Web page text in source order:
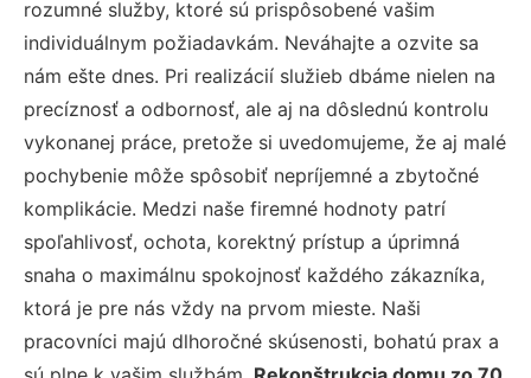
rozumné služby, ktoré sú prispôsobené vašim
individuálnym požiadavkám. Neváhajte a ozvite sa
nám ešte dnes. Pri realizácií služieb dbáme nielen na
precíznosť a odbornosť, ale aj na dôslednú kontrolu
vykonanej práce, pretože si uvedomujeme, že aj malé
pochybenie môže spôsobiť nepríjemné a zbytočné
komplikácie. Medzi naše firemné hodnoty patrí
spoľahlivosť, ochota, korektný prístup a úprimná
snaha o maximálnu spokojnosť každého zákazníka,
ktorá je pre nás vždy na prvom mieste. Naši
pracovníci majú dlhoročné skúsenosti, bohatú prax a